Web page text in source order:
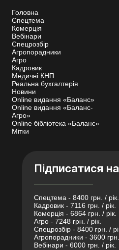
Головна
Спецтема
Комерція
Вебінари
Спецрозбір
Агропорадники
Агро
Кадровик
Медичні КНП
Реальна бухгалтерія
Новини
Online видання «Баланс»
Online видання «Баланс-
Агро»
Online бібліотека «Баланс»
Мітки
Підписатися
Спецтема - 8400 грн. / рік.
Кадровик - 7116 грн. / рік.
Комерція - 6864 грн. / рік.
Агро - 7248 грн. / рік.
Спецрозбір - 8400 грн. /
Агропорадники - 3600 грн.
Вебінари - 6000 грн. / рік.